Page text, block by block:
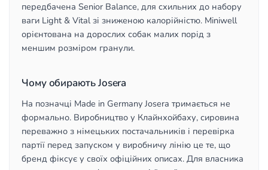
передбачена Senior Balance, для схильних до набору
ваги Light & Vital зі зниженою калорійністю. Miniwell
орієнтована на дорослих собак малих порід з
меншим розміром гранули.
Чому обирають Josera
На позначці Made in Germany Josera тримається не
формально. Виробництво у Клайнхойбаху, сировина
переважно з німецьких постачальників і перевірка
партії перед запуском у виробничу лінію це те, що
бренд фіксує у своїх офіційних описах. Для власника